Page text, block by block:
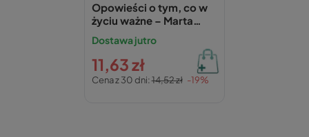
Opowieści o tym, co w
życiu ważne – Marta
Calik-Tomera
Dostawa jutro
11,63 zł
Cena z 30 dni:14,52 zł -19%